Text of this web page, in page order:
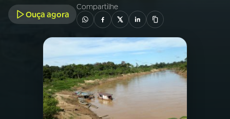
A RÁDIO
PROGRAMAÇÃO
PROGRAMAS
PODCASTS
Ouça agora
Compartilhe